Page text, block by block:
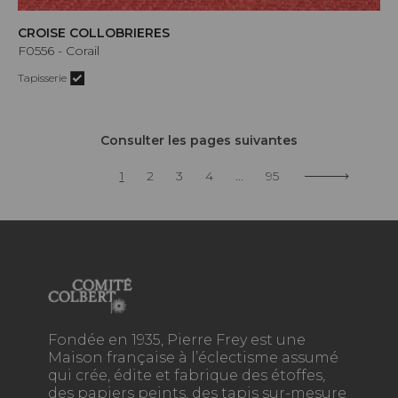
CROISE COLLOBRIERES
F0556 - Corail
Tapisserie
Consulter les pages suivantes
1 2 3 4 ... 95
Fondée en 1935, Pierre Frey est une
Maison française à l’éclectisme assumé
qui crée, édite et fabrique des étoffes,
des papiers peints, des tapis sur-mesure